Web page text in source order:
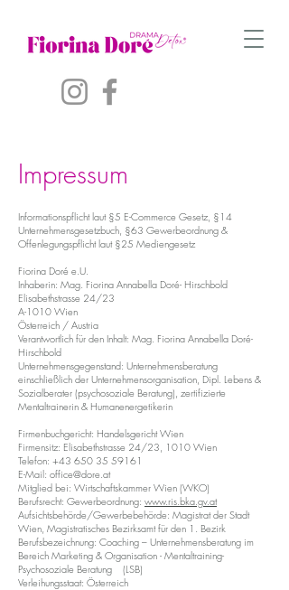
Impressum
Informationspflicht laut §5 E-Commerce Gesetz, §14
Unternehmensgesetzbuch, §63 Gewerbeordnung &
Offenlegungspflicht laut §25 Mediengesetz
Fiorina Doré e.U.
Inhaberin: Mag. Fiorina Annabella Doré- Hirschbold
Elisabethstrasse 24/23
A-1010 Wien
Österreich / Austria
Verantwortlich für den Inhalt: Mag. Fiorina Annabella Doré-
Hirschbold
Unternehmensgegenstand: Unternehmensberatung
einschließlich der Unternehmensorganisation, Dipl. Lebens &
Sozialberater (psychosoziale Beratung), zertifizierte
Mentaltrainerin & Humanenergetikerin
Firmenbuchgericht: Handelsgericht Wien
Firmensitz: Elisabethstrasse 24/23, 1010 Wien
Telefon: +43 650 35 59161
E-Mail: office@dore.at
Mitglied bei: Wirtschaftskammer Wien (WKO)
Berufsrecht: Gewerbeordnung: www.ris.bka.gv.at
Aufsichtsbehörde/Gewerbebehörde: Magistrat der Stadt
Wien, Magistratisches Bezirksamt für den 1. Bezirk
Berufsbezeichnung: Coaching – Unternehmensberatung im
Bereich Marketing & Organisation - Mentaltraining-
Psychosoziale Beratung (LSB)
Verleihungsstaat: Österreich